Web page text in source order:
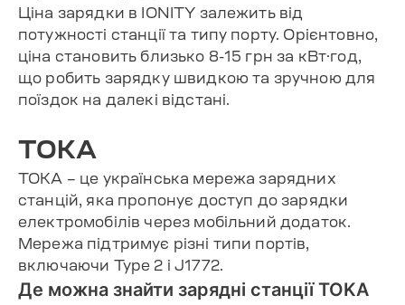
Ціна зарядки в IONITY залежить від
потужності станції та типу порту. Орієнтовно,
ціна становить близько 8-15 грн за кВт·год,
що робить зарядку швидкою та зручною для
поїздок на далекі відстані.
TOKA
TOKA – це українська мережа зарядних
станцій, яка пропонує доступ до зарядки
електромобілів через мобільний додаток.
Мережа підтримує різні типи портів,
включаючи Type 2 і J1772.
Де можна знайти зарядні станції TOKA